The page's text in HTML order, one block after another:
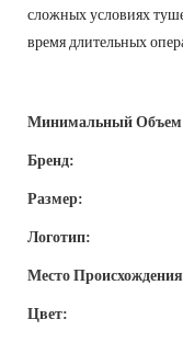
сложных условиях
время длительных
Минимальный Объем
Бренд:
Размер:
Логотип:
Место
Цвет: